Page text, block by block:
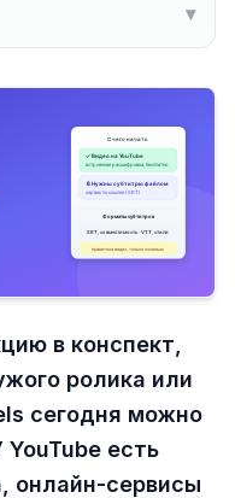
▾
в конспект,
ролика или
сегодня можно
есть
онлайн-сервисы